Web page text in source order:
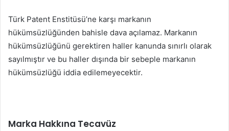
Türk Patent Enstitüsü’ne karşı markanın
hükümsüzlüğünden bahisle dava açılamaz. Markanın
hükümsüzlüğünü gerektiren haller kanunda sınırlı olarak
sayılmıştır ve bu haller dışında bir sebeple markanın
hükümsüzlüğü iddia edilemeyecektir.
Marka Hakkına Tecavüz